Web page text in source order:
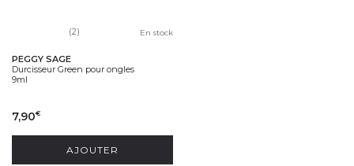
(2) En stock
PEGGY SAGE
Durcisseur Green pour ongles
9ml
7,90€
AJOUTER